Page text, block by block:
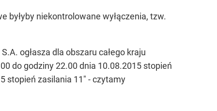
byłyby niekontrolowane wyłączenia, tzw.
ogłasza dla obszaru całego kraju
do godziny 22.00 dnia 10.08.2015 stopień
stopień zasilania 11" - czytamy